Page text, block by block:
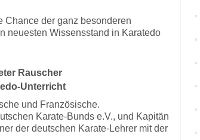
Chance der ganz besonderen
neuesten Wissensstand in Karatedo
Rauscher
Unterricht
und Französische.
Karate-Bunds e.V., und Kapitän
der deutschen Karate-Lehrer mit der